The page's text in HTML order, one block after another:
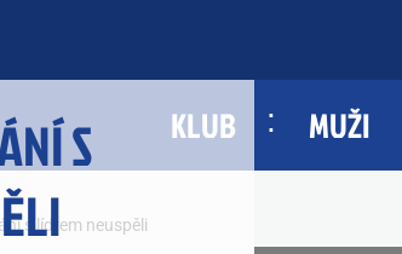
KLUB MUŽI
s lídrem neuspěli
S